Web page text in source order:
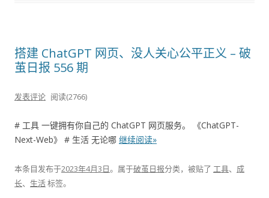
搭建 ChatGPT 网页、没人关心公平正义 – 破
茧日报 556 期
发表评论 阅读(2766)
# 工具 一键拥有你自己的 ChatGPT 网页服务。 《ChatGPT-
Next-Web》 # 生活 无论哪 继续阅读»
本条目发布于2023年4月3日。属于破茧日报分类，被贴了 工具、 成
长、 生活标签。